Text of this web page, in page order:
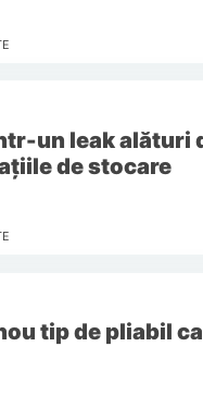
un leak alături
de stocare
tip de pliabil